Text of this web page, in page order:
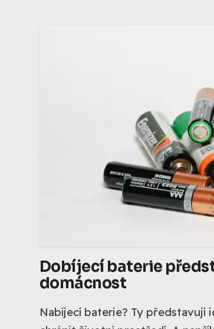
Dobíjecí baterie
domácnost
Nabíjecí baterie? Ty představují